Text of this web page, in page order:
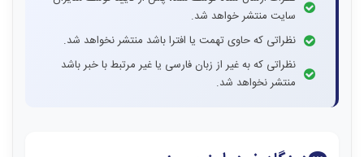
سایت منتشر خواهد شد.
نظراتی که حاوی تهمت یا افترا باشد منتشر نخواهد شد.
نظراتی که به غیر از زبان فارسی یا غیر مرتبط با خبر باشد
منتشر نخواهد شد.